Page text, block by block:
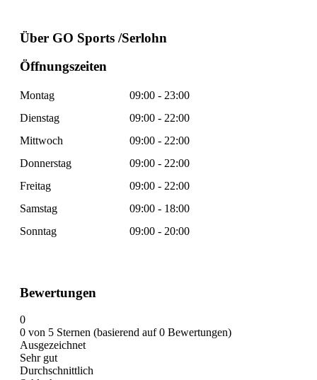
Über GO Sports /Serlohn
Öffnungszeiten
Montag
09:00 - 23:00
Dienstag
09:00 - 22:00
Mittwoch
09:00 - 22:00
Donnerstag
09:00 - 22:00
Freitag
09:00 - 22:00
Samstag
09:00 - 18:00
Sonntag
09:00 - 20:00
Bewertungen
0
0 von 5 Sternen (basierend auf 0 Bewertungen)
Ausgezeichnet
Sehr gut
Durchschnittlich